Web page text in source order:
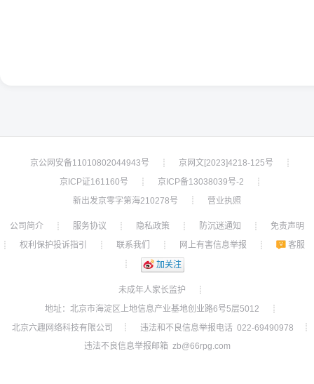
京公网安备11010802044943号 ┊ 京网文[2023]4218-125号
┊
京ICP证161160号
┊ 京ICP备13038039号-2
┊
新出发京零字第海210278号
┊ 营业执照
公司简介 ┊ 服务协议 ┊ 隐私政策 ┊ 防沉迷通知 ┊
免责声明
┊
权利保护投诉指引 ┊ 联系我们 ┊ 网上有害信息举报 ┊
客服
┊
加关注
未成年人家长监护
┊
地址：北京市海淀区上地信息产业基地创业路6号5层5012
┊
北京六趣网络科技有限公司
┊ 违法和不良信息举报电话 022-69490978
┊
违法不良信息举报邮箱 zb@66rpg.com